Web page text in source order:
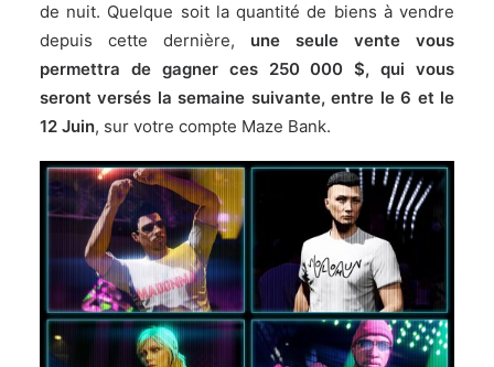
de nuit. Quelque soit la quantité de biens à vendre
depuis cette dernière, une seule vente vous
permettra de gagner ces 250 000 $, qui vous
seront versés la semaine suivante, entre le 6 et le
12 Juin, sur votre compte Maze Bank.